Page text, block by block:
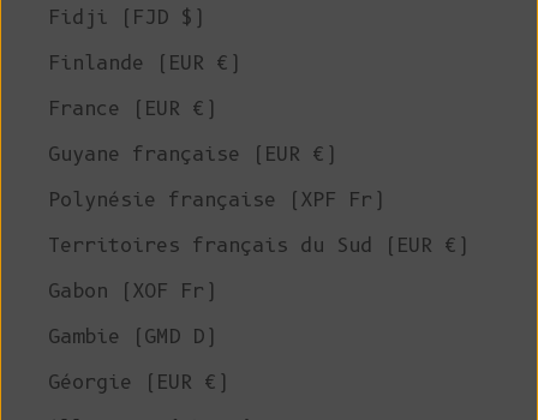
Fidji (FJD $)
Finlande (EUR €)
France (EUR €)
Guyane française (EUR €)
Polynésie française (XPF Fr)
Territoires français du Sud (EUR €)
Gabon (XOF Fr)
Gambie (GMD D)
Géorgie (EUR €)